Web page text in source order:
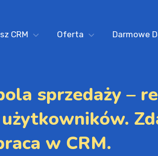
CRM Oferta Darmowe
sprzedaży –
w CRM.